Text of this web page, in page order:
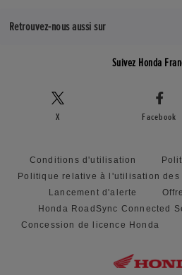
Retrouvez-nous aussi sur
Suivez Honda
X Facebook
Conditions d'utilisation
Politique relative à l'utilisation des
Lancement d'alerte
Honda RoadSync Connected
Concession de licence Honda